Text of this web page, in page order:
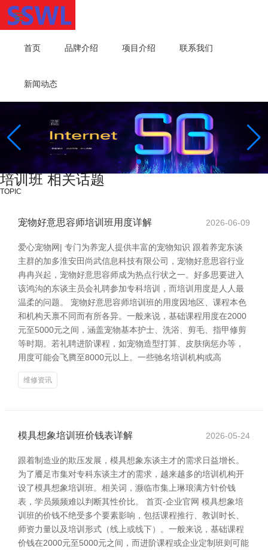
首页 品牌介绍 项目介绍 联系我们
新闻动态
培训班 相关话题
TOPIC
宠物好意思容师培训班用度详解 2026-06-09
爱心宠物网| 专门为养宠人提供丰富的宠物知识 跟着养宠东谈
主群的加多淮安田尚武信息科技有限公司，宠物好意思容行业
冉冉兴起，宠物好意思容师成为热点行状之一。好多思要进入
该鸿沟的东谈主员会礼聘参加专科培训，而培训用度是人人最
温柔的问题。 宠物好意思容师培训班的用度因地区、课程本色
和机构天禀不同而有所各异。一般来说，基础课程用度在2000
元至5000元之间，涵盖宠物基本护士、洗浴、剪毛、指甲修剪
等时期。若礼聘进阶课程，如宠物造型打算、皮肤病惩办等，
用度可能会飞腾至8000元以上。一些驰名培训机构或高
维修资讯
模具想象培训班价钱表详解 2026-05-24
跟着制造业的欺压发展，模具想象东谈主才的需求日益增长。
为了餍足市集对专科东谈主才的需求，越来越多的培训机构开
设了模具想象培训班。相关词，濒临市集上琳琅满方针价钱
表，学员频频难以判断其性价比。 首页-企业官网 模具想象培
训班的价钱不绝受多个要素影响，包括课程推行、教训时长、
师资力量以及培训形式（线上或线下）。一般来说，基础课程
价钱在2000元至5000元之间，而进阶课程或企业定制班则可能